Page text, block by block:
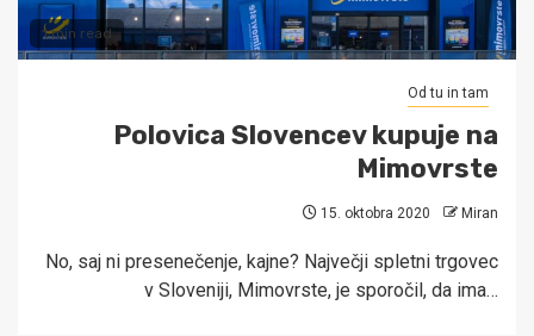
1 min read
Od tu in tam
Polovica Slovencev kupuje na
Mimovrste
15. oktobra 2020 Miran
No, saj ni presenečenje, kajne? Največji spletni trgovec
v Sloveniji, Mimovrste, je sporočil, da ima…